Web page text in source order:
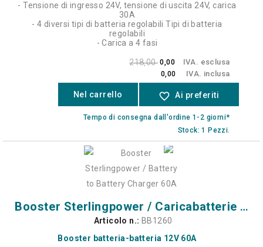
- Tensione di ingresso 24V, tensione di uscita 24V, carica
30A
- 4 diversi tipi di batteria regolabili Tipi di batteria
regolabili
- Carica a 4 fasi
218,00 0,00 IVA. esclusa
0,00 IVA. inclusa
Nel carrello favorite_border Ai preferiti
Tempo di consegna dall'ordine 1-2 giorni*
Stock: 1 Pezzi.
Booster Sterlingpower / Caricabatterie da batteria a batteria 60A
Articolo n.: BB1260
Booster batteria-batteria 12V 60A